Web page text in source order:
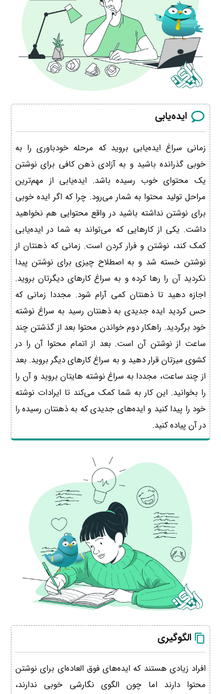
ایده‌یابی
زمانی سراغ ایده‌یابی بروید که مرحله خودباوری را به
خوبی گذرانده باشید و به آزادی ذهن کافی برای نوشتن
یک محتوای خوب رسیده باشد. ایده‌یابی از مهم‌ترین
مراحل تولید محتوا به شمار می‌رود. چرا که اگر ایده خوبی
برای نوشتن نداشته باشید در واقع محتوایی هم نخواهید
داشت. یکی از کارهایی که می‌تواند به شما در ایده‌یابی
کمک کند، نوشتن و فرار کردن است. زمانی که ذهنتان از
نوشتن خسته شد و به اصطلاح چیزی برای نوشتن پیدا
نکردید آن را رها کرده و به سراغ کارهای دیگرتان بروید.
اجازه دهید تا ذهنتان کمی آرام شود. مجددا زمانی که
حس کردید ایده جدیدی به ذهنتان رسید به سراغ نوشته
خود برگردید. راهکار دوم خواندن محتوا بعد از گذشتن چند
ساعت از نوشتن آن است. بعد از اتمام محتوا آن را در
کشوی میزتان قرار دهید و به سراغ کارهای دیگر بروید. بعد
از چند ساعت، مجددا به سراغ نوشته هایتان بروید و آن را
را بخوانید. این کار به شما کمک می‌کند تا ایرادات نوشته
خود را پیدا کنید و ایده‌های جدیدی که به ذهنتان رسیده را
در آن پیاده کنید.
الگوگیری
افراد زیادی هستند که ایده‌های فوق العاده‌ای برای نوشتن
محتوا دارند اما چون الگوی نگارشی خوبی ندارند،